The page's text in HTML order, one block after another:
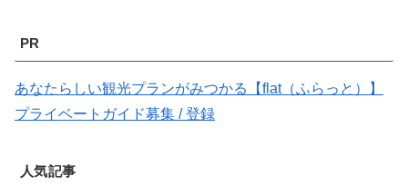
PR
あなたらしい観光プランがみつかる【flat（ふらっと）】
プライベートガイド募集 / 登録
人気記事